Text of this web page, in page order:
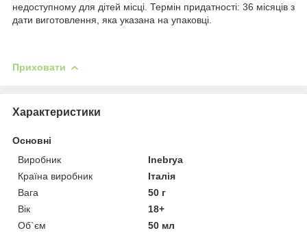
недоступному для дітей місці. Термін придатності: 36 місяців з
дати виготовлення, яка указана на упаковці.
Приховати
Характеристики
Основні
Виробник
Inebrya
Країна виробник
Італія
Вага
50 г
Вік
18+
Об`єм
50 мл